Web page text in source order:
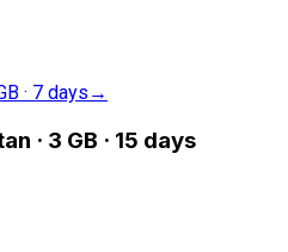
· 7 days →
· 3 GB · 15 days